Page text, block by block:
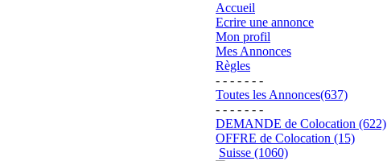
Accueil
Ecrire une annonce
Mon profil
Mes Annonces
Règles
- - - - - - -
Toutes les Annonces(637)
- - - - - - -
DEMANDE de Colocation (622)
OFFRE de Colocation (15)
Suisse (1060)